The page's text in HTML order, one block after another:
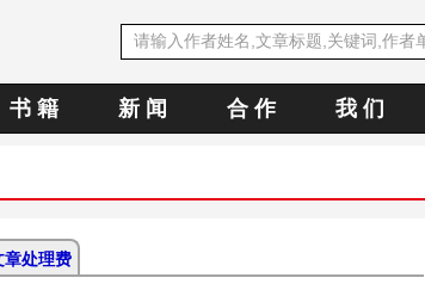
书 籍 新 闻 合 作 我 们
章处理费